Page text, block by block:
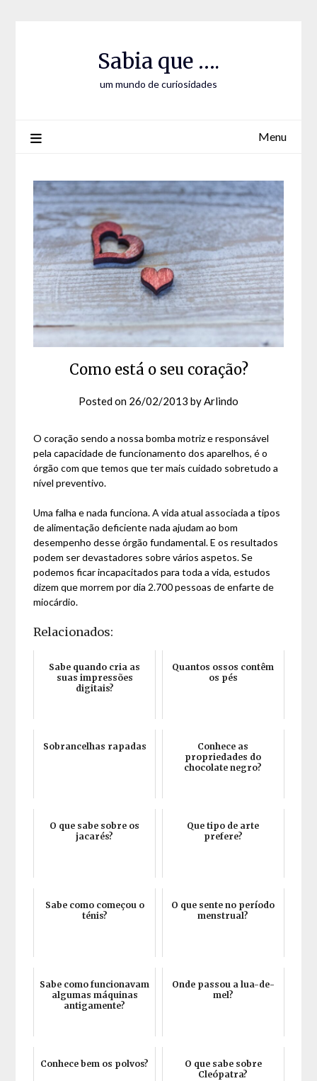
Sabia que ….
um mundo de curiosidades
Menu
Como está o seu coração?
Posted on 26/02/2013 byArlindo
O coração sendo a nossa bomba motriz e responsável
pela capacidade de funcionamento dos aparelhos, é o
órgão com que temos que ter mais cuidado sobretudo a
nível preventivo.
Uma falha e nada funciona. A vida atual associada a tipos
de alimentação deficiente nada ajudam ao bom
desempenho desse órgão fundamental. E os resultados
podem ser devastadores sobre vários aspetos. Se
podemos ficar incapacitados para toda a vida, estudos
dizem que morrem por dia 2.700 pessoas de enfarte de
miocárdio.
Relacionados:
Sabe quando cria as
suas impressões
digitais?
Quantos ossos contêm
os pés
Sobrancelhas rapadas
Conhece as
propriedades do
chocolate negro?
O que sabe sobre os
jacarés?
Que tipo de arte
prefere?
Sabe como começou o
ténis?
O que sente no período
menstrual?
Sabe como funcionavam
algumas máquinas
antigamente?
Onde passou a lua-de-
mel?
Conhece bem os polvos?
O que sabe sobre
Cleópatra?